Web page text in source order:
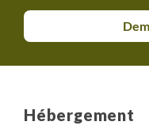
- Vous pouvez
d'assurance
inscription.
Supplément chambre
le séjour : nous
Hébergement